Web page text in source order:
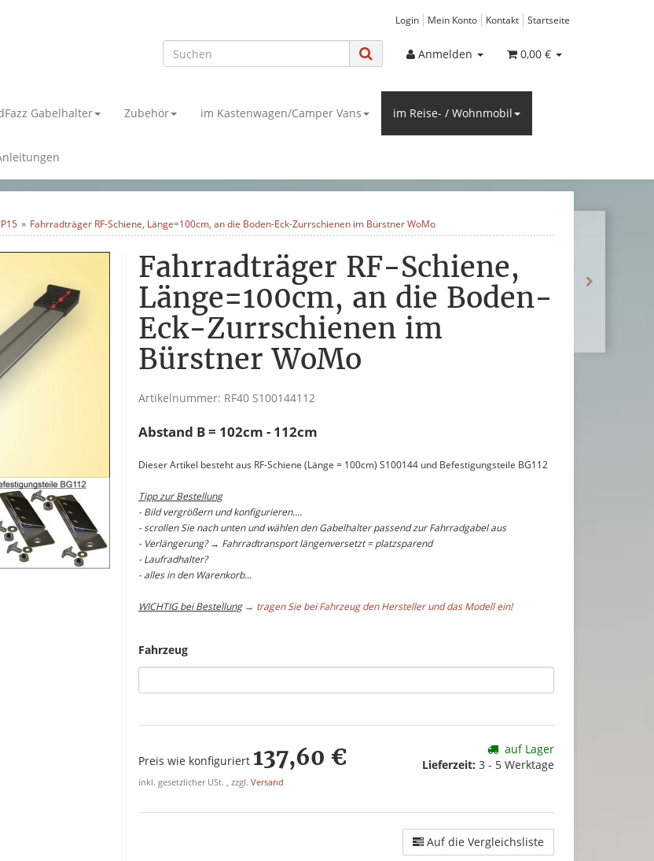
Login Mein Konto Kontakt Startseite
Anmelden 0,00 €
Gabelhalter Zubehör im Kastenwagen/Camper Vans im Reise- / Wohnmobil
Fahrradträger RF-Schiene, Länge=100cm, an die Boden-Eck-Zurrschienen im Bürstner WoMo
Fahrradträger RF-Schiene,
Länge=100cm, an die Boden-
Eck-Zurrschienen im
Bürstner WoMo
Artikelnummer: RF40 S100144112
Abstand B = 102cm - 112cm
Dieser Artikel besteht aus RF-Schiene (Länge = 100cm) S100144 und Befestigungsteile BG112
Tipp zur Bestellung
- Bild vergrößern und konfigurieren....
- scrollen Sie nach unten und wählen den Gabelhalter passend zur Fahrradgabel aus
- Verlängerung? → Fahrradtransport längenversetzt = platzsparend
- Laufradhalter?
- alles in den Warenkorb...
WICHTIG bei Bestellung → tragen Sie bei Fahrzeug den Hersteller und das Modell ein!
Fahrzeug
Preis wie konfiguriert 137,60 €
inkl. gesetzlicher USt. , zzgl. Versand
auf Lager
Lieferzeit: 3 - 5 Werktage
Auf die Vergleichsliste